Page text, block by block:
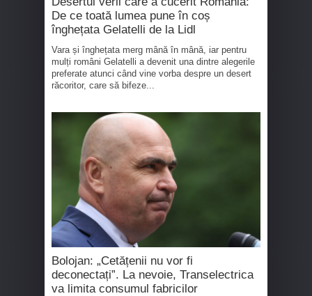
De ce toată lumea pune în coș
înghețata Gelatelli de la Lidl
Vara și înghețata merg mână în mână, iar pentru
mulți români Gelatelli a devenit una dintre alegerile
preferate atunci când vine vorba despre un desert
răcoritor, care să bifeze...
Bolojan: „Cetățenii nu vor fi
deconectați”. La nevoie, Transelectrica
va limita consumul fabricilor